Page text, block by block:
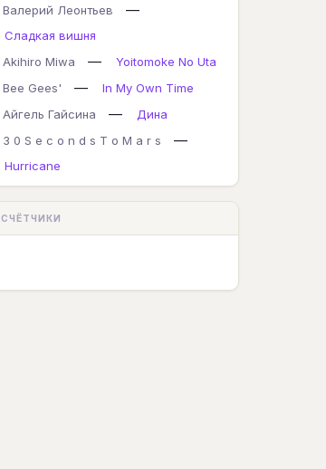
Валерий Леонтьев —
Слaдкaя вишня
Akihiro Miwa
—
Yoitomoke No Uta
Bee Gees'
—
In My Own Time
Айгель Гайсина
—
Дина
3 0 S e c o n d s T o M a r s
—
Hurricane
СЧЁТЧИКИ